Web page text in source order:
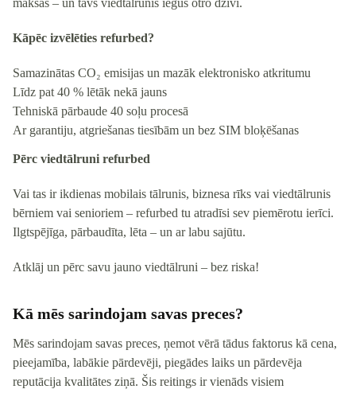
maksas – un tavs viedtālrunis iegūs otro dzīvi.
Kāpēc izvēlēties refurbed?
Samazinātas CO₂ emisijas un mazāk elektronisko atkritumu
Līdz pat 40 % lētāk nekā jauns
Tehniskā pārbaude 40 soļu procesā
Ar garantiju, atgriešanas tiesībām un bez SIM bloķēšanas
Pērc viedtālruni refurbed
Vai tas ir ikdienas mobilais tālrunis, biznesa rīks vai viedtālrunis
bērniem vai senioriem – refurbed tu atradīsi sev piemērotu ierīci.
Ilgtspējīga, pārbaudīta, lēta – un ar labu sajūtu.
Atklāj un pērc savu jauno viedtālruni – bez riska!
Kā mēs sarindojam savas preces?
Mēs sarindojam savas preces, ņemot vērā tādus faktorus kā cena,
pieejamība, labākie pārdevēji, piegādes laiks un pārdevēja
reputācija kvalitātes ziņā. Šis reitings ir vienāds visiem